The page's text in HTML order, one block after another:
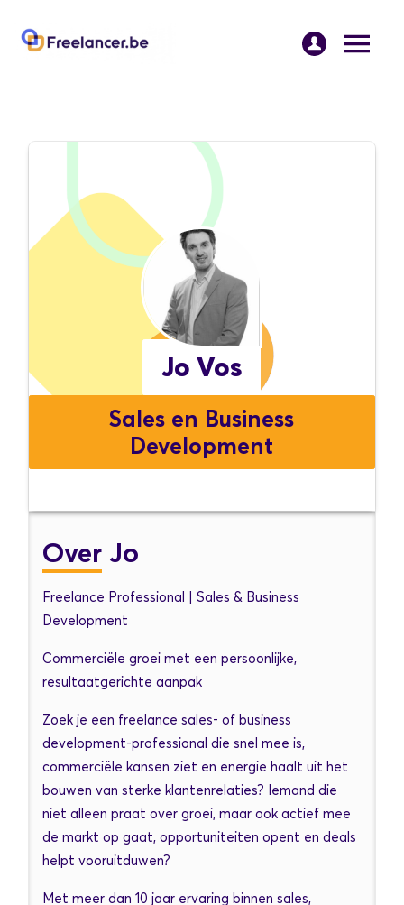
Jo Vos
Sales en Business
Development
Over Jo
Freelance Professional | Sales & Business
Development
Commerciële groei met een persoonlijke,
resultaatgerichte aanpak
Zoek je een freelance sales- of business
development-professional die snel mee is,
commerciële kansen ziet en energie haalt uit het
bouwen van sterke klantenrelaties? Iemand die
niet alleen praat over groei, maar ook actief mee
de markt op gaat, opportuniteiten opent en deals
helpt vooruitduwen?
Met meer dan 10 jaar ervaring binnen sales,